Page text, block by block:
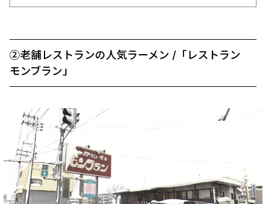
②老舗レストランの人気ラーメン /「レストラン
モンブラン」